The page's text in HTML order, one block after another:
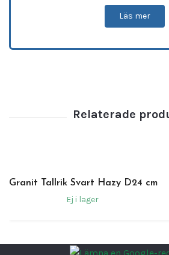
tillfällen. Det eleganta och
gör serien idealisk för både
Mångsidig design:Finns
tåla vardagens
många år.
Läs mer
Granit Tallrik Svart Hazy D24 cm
Ej i lager